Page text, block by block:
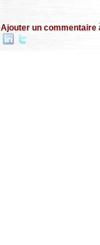
Ajouter un commentaire